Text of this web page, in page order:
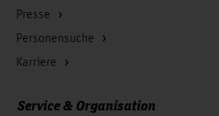
Presse
Personensuche
Karriere
Service & Organisation